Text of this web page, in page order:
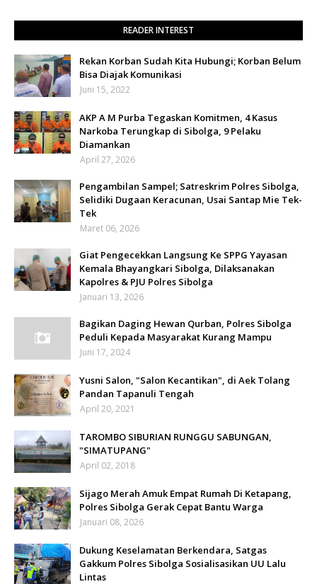
READER INTEREST
Rekan Korban Sudah Kita Hubungi; Korban Belum
Bisa Diajak Komunikasi
Juni 15, 2022
AKP A M Purba Tegaskan Komitmen, 4 Kasus
Narkoba Terungkap di Sibolga, 9 Pelaku
Diamankan
April 27, 2026
Pengambilan Sampel; Satreskrim Polres Sibolga,
Selidiki Dugaan Keracunan, Usai Santap Mie Tek-
Tek
Maret 06, 2026
Giat Pengecekkan Langsung Ke SPPG Yayasan
Kemala Bhayangkari Sibolga, Dilaksanakan
Kapolres & PJU Polres Sibolga
Januari 13, 2026
Bagikan Daging Hewan Qurban, Polres Sibolga
Peduli Kepada Masyarakat Kurang Mampu
Juni 17, 2024
Yusni Salon, "Salon Kecantikan", di Aek Tolang
Pandan Tapanuli Tengah
April 20, 2021
TAROMBO SIBURIAN RUNGGU SABUNGAN,
"SIMATUPANG"
April 02, 2018
Sijago Merah Amuk Empat Rumah Di Ketapang,
Polres Sibolga Gerak Cepat Bantu Warga
Januari 08, 2026
Dukung Keselamatan Berkendara, Satgas
Gakkum Polres Sibolga Sosialisasikan UU Lalu
Lintas